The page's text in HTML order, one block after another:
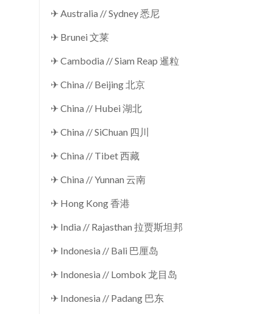
✈ Australia // Sydney 悉尼
✈ Brunei 文莱
✈ Cambodia // Siam Reap 暹粒
✈ China // Beijing 北京
✈ China // Hubei 湖北
✈ China // SiChuan 四川
✈ China // Tibet 西藏
✈ China // Yunnan 云南
✈ Hong Kong 香港
✈ India // Rajasthan 拉贾斯坦邦
✈ Indonesia // Bali 巴厘岛
✈ Indonesia // Lombok 龙目岛
✈ Indonesia // Padang 巴东